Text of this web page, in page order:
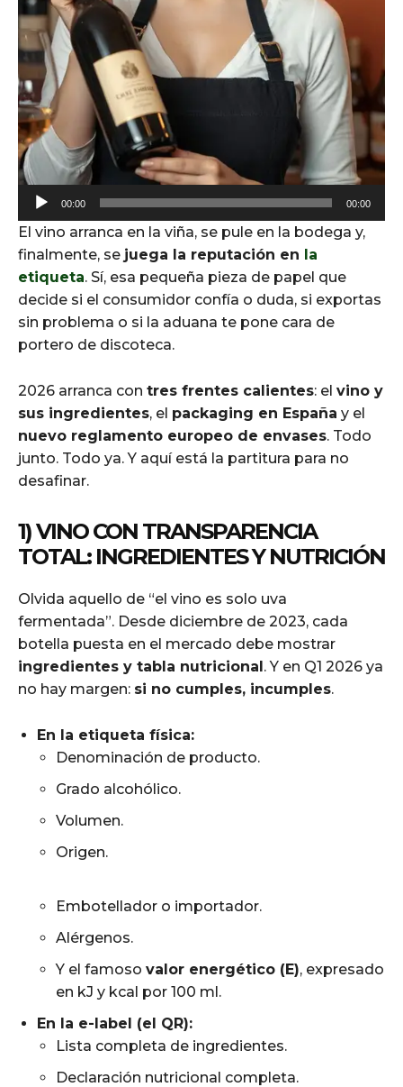
u
d
i
o
P
l
a
e
r
00:00 00:00
El vino arranca en la viña, se pule en la bodega y,
finalmente, se juega la reputación en la
etiqueta. Sí, esa pequeña pieza de papel que
decide si el consumidor confía o duda, si exportas
sin problema o si la aduana te pone cara de
portero de discoteca.
2026 arranca con tres frentes calientes: el vino y
sus ingredientes, el packaging en España y el
nuevo reglamento europeo de envases. Todo
junto. Todo ya. Y aquí está la partitura para no
desafinar.
1) VINO CON TRANSPARENCIA
TOTAL: INGREDIENTES Y NUTRICIÓN
Olvida aquello de “el vino es solo uva
fermentada”. Desde diciembre de 2023, cada
botella puesta en el mercado debe mostrar
ingredientes y tabla nutricional. Y en Q1 2026 ya
no hay margen: si no cumples, incumples.
En la etiqueta física:
Denominación de producto.
Grado alcohólico.
Volumen.
Origen.
Embotellador o importador.
Alérgenos.
Y el famoso valor energético (E), expresado
en kJ y kcal por 100 ml.
En la e-label (el QR):
Lista completa de ingredientes.
Declaración nutricional completa.